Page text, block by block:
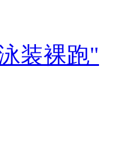
装裸跑"